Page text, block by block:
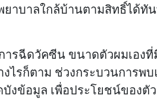
าบาลใกล้บ้านตามสิทธิ์ได้
ารฉีดวัคซีน ขนาดตัวผมเอ
ไรก็ตาม ช่วงกระบวนการพ
ข้อมูล เพื่อประโยชน์ของตัวเ